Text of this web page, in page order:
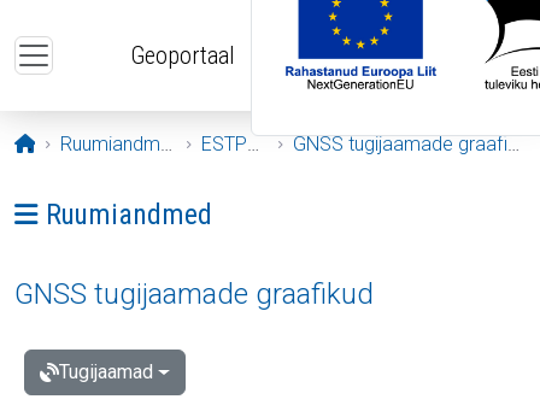
Geoportaal
Avaleht
Ruumiandmed ESTPOS GNSS tugijaamade graafikud
Ava menüü: Ruumiandmed
Ruumiandmed
GNSS tugijaamade graafikud
Tugijaamad